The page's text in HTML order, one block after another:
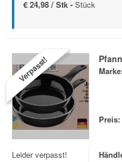
€ 24,98 / Stk - Stück
Verpasst!
Preis:
Leider verpasst!